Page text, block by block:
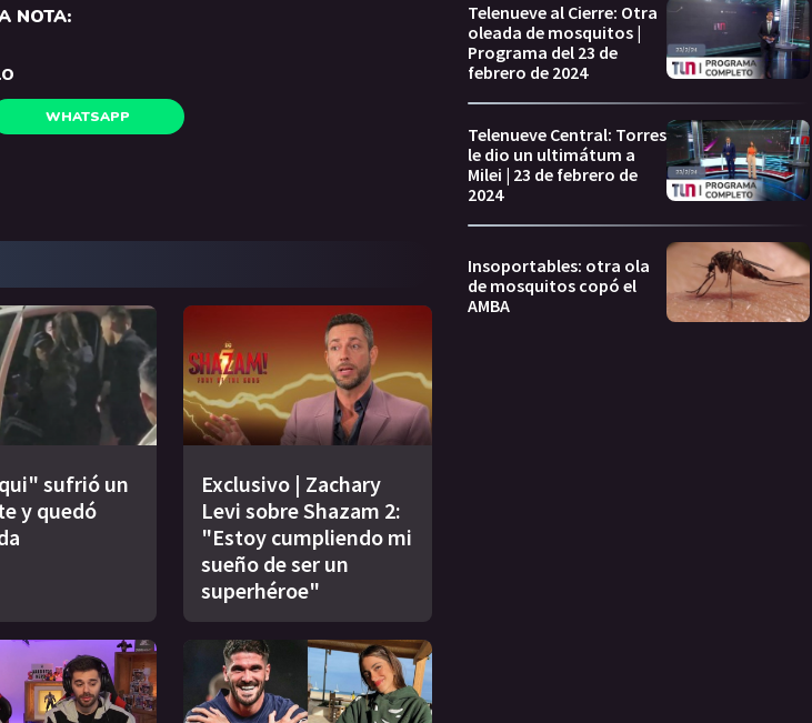
NOTA:
WHATSAPP
sufrió un
y quedó
Exclusivo | Zachary
Levi sobre Shazam 2:
"Estoy cumpliendo mi
sueño de ser un
superhéroe"
Telenueve al Cierre: Otra
oleada de mosquitos |
Programa del 23 de
febrero de 2024
Telenueve Central: Torres
le dio un ultimátum a
Milei | 23 de febrero de
2024
Insoportables: otra ola
de mosquitos copó el
AMBA